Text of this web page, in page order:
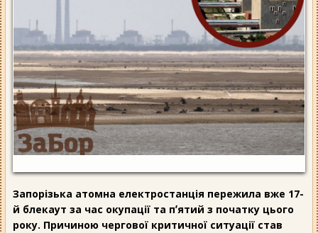
Запорізька атомна електростанція пережила вже 17-
й блекаут за час окупації та пʼятий з початку цього
року. Причиною чергової критичної ситуації став